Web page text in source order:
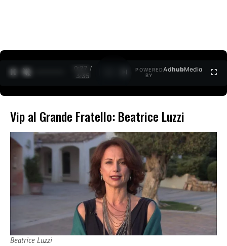
0:27 /
3:35
POWERED
BY
AdhubMedia
Vip al Grande Fratello: Beatrice Luzzi
Beatrice Luzzi